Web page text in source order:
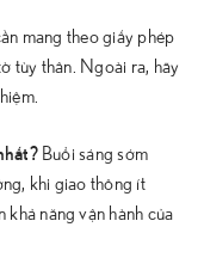
mang theo giấy phép
tùy thân. Ngoài ra, hãy
Buổi sáng sớm
khi giao thông ít
khả năng vận hành của